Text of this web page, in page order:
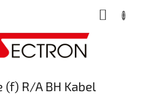
(f) R/A BH Kabel